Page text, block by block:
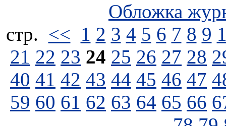
Обложка
стp. << 1 2 3 4 5 6 7 8 9
21 22 23 24 25 26 27 28
40 41 42 43 44 45 46 47
59 60 61 62 63 64 65 66